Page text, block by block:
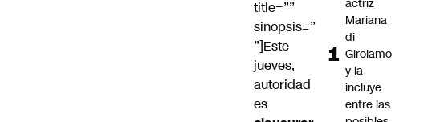
title=””
sinopsis=”
”]Este
jueves,
autoridad
es
actriz
Mariana
di
Girolamo
y la
incluye
entre las